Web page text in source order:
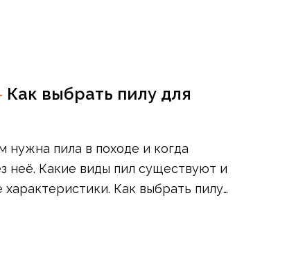
Как выбрать пилу для
нужна пила в походе и когда
неё. Какие виды пил существуют и
характеристики. Как выбрать пилу